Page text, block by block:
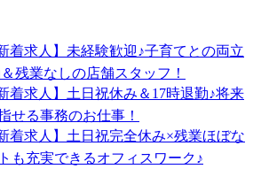
着求人】未経験歓迎♪子育てとの両立
残業なしの店舗スタッフ！
着求人】土日祝休み＆17時退勤♪将来
せる事務のお仕事！
新着求人】土日祝完全休み×残業ほぼな
も充実できるオフィスワーク♪